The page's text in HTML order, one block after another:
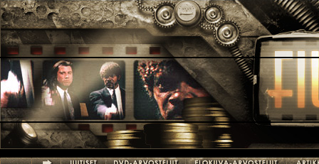
Hyppää pääsisältöön